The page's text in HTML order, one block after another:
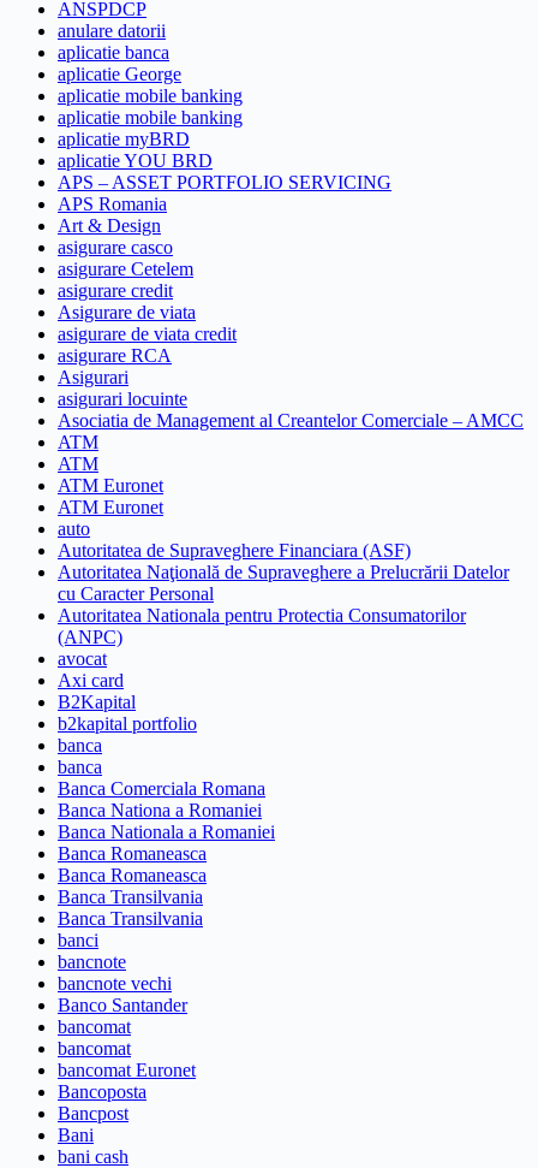
ANSPDCP
anulare datorii
aplicatie banca
aplicatie George
aplicatie mobile banking
aplicatie mobile banking
aplicatie myBRD
aplicatie YOU BRD
APS – ASSET PORTFOLIO SERVICING
APS Romania
Art & Design
asigurare casco
asigurare Cetelem
asigurare credit
Asigurare de viata
asigurare de viata credit
asigurare RCA
Asigurari
asigurari locuinte
Asociatia de Management al Creantelor Comerciale – AMCC
ATM
ATM
ATM Euronet
ATM Euronet
auto
Autoritatea de Supraveghere Financiara (ASF)
Autoritatea Naţională de Supraveghere a Prelucrării Datelor
cu Caracter Personal
Autoritatea Nationala pentru Protectia Consumatorilor
(ANPC)
avocat
Axi card
B2Kapital
b2kapital portfolio
banca
banca
Banca Comerciala Romana
Banca Nationa a Romaniei
Banca Nationala a Romaniei
Banca Romaneasca
Banca Romaneasca
Banca Transilvania
Banca Transilvania
banci
bancnote
bancnote vechi
Banco Santander
bancomat
bancomat
bancomat Euronet
Bancoposta
Bancpost
Bani
bani cash